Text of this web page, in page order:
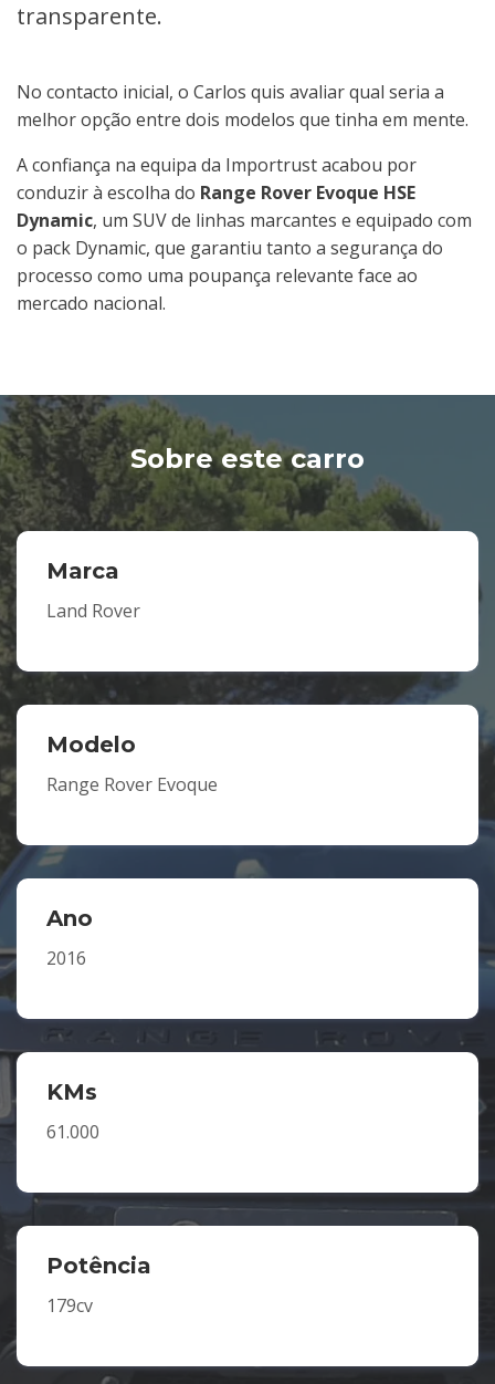
transparente.
No contacto inicial, o Carlos quis avaliar qual seria a
melhor opção entre dois modelos que tinha em mente.
A confiança na equipa da Importrust acabou por
conduzir à escolha do Range Rover Evoque HSE
Dynamic, um SUV de linhas marcantes e equipado com
o pack Dynamic, que garantiu tanto a segurança do
processo como uma poupança relevante face ao
mercado nacional.
Sobre este carro
Marca
Land Rover
Modelo
Range Rover Evoque
Ano
2016
KMs
61.000
Potência
179cv